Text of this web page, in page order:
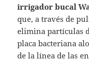
irrigador bucal
que, a través de
elimina partículas
placa bacteriana
de la línea de las